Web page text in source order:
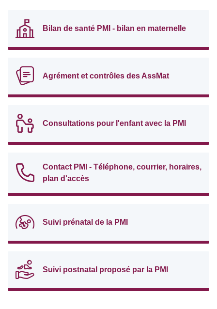
Bilan de santé PMI - bilan en maternelle
Agrément et contrôles des AssMat
Consultations pour l'enfant avec la PMI
Contact PMI - Téléphone, courrier, horaires,
plan d'accès
Suivi prénatal de la PMI
Suivi postnatal proposé par la PMI